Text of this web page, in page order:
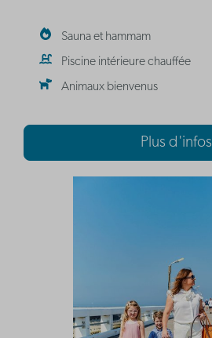
Sauna et hammam
Piscine intérieure chauffée
Animaux bienvenus
Plus d'infos